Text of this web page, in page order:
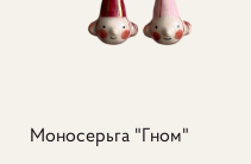
Моносерьга "Гном"